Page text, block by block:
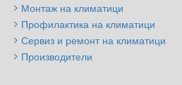
Монтаж на климатици
Профилактика на климатици
Сервиз и ремонт на климатици
Производители